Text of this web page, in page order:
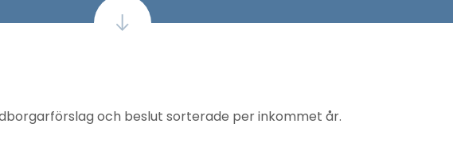
och beslut sorterade per inkommet år.